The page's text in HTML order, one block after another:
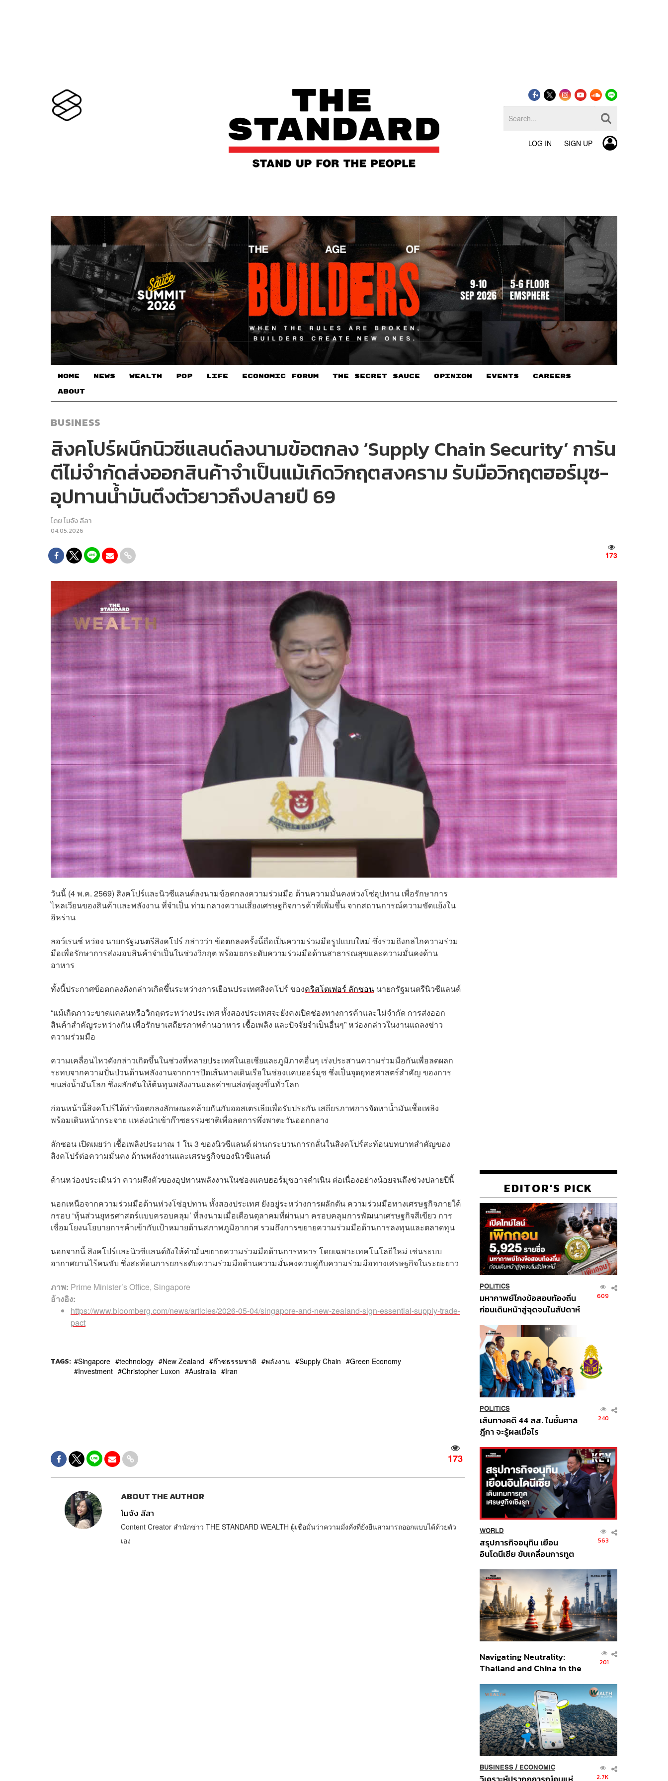
LOG IN SIGN UP
HOME NEWS WEALTH POP LIFE ECONOMIC FORUM THE SECRET SAUCE​ OPINION EVENTS CAREERS
ABOUT
BUSINESS
สิงคโปร์ผนึกนิวซีแลนด์ลงนามข้อตกลง ‘Supply Chain Security’ การัน
ตีไม่จำกัดส่งออกสินค้าจำเป็นแม้เกิดวิกฤตสงคราม รับมือวิกฤตฮอร์มุซ-
อุปทานน้ำมันตึงตัวยาวถึงปลายปี 69
โดยโมจัง ลีลา
04.05.2026
173
วันนี้ (4 พ.ค. 2569) สิงคโปร์และนิวซีแลนด์ลงนามข้อตกลงความร่วมมือ ด้านความมั่นคงห่วงโซ่อุปทาน เพื่อรักษาการ
ไหลเวียนของสินค้าและพลังงาน ที่จำเป็น ท่ามกลางความเสี่ยงเศรษฐกิจการค้าที่เพิ่มขึ้น จากสถานการณ์ความขัดแย้งใน
อิหร่าน
ลอว์เรนซ์ หว่อง นายกรัฐมนตรีสิงคโปร์ กล่าวว่า ข้อตกลงครั้งนี้ถือเป็นความร่วมมือรูปแบบใหม่ ซึ่งรวมถึงกลไกความร่วม
มือเพื่อรักษาการส่งมอบสินค้าจำเป็นในช่วงวิกฤต พร้อมยกระดับความร่วมมือด้านสาธารณสุขและความมั่นคงด้าน
อาหาร
ทั้งนี้ประกาศข้อตกลงดังกล่าวเกิดขึ้นระหว่างการเยือนประเทศสิงคโปร์ ของคริสโตเฟอร์ ลักซอน นายกรัฐมนตรีนิวซีแลนด์
“แม้เกิดภาวะขาดแคลนหรือวิกฤตระหว่างประเทศ ทั้งสองประเทศจะยังคงเปิดช่องทางการค้าและไม่จำกัด การส่งออก
สินค้าสำคัญระหว่างกัน เพื่อรักษาเสถียรภาพด้านอาหาร เชื้อเพลิง และปัจจัยจำเป็นอื่นๆ” หว่องกล่าวในงานแถลงข่าว
ความร่วมมือ
ความเคลื่อนไหวดังกล่าวเกิดขึ้นในช่วงที่หลายประเทศในเอเชียและภูมิภาคอื่นๆ เร่งประสานความร่วมมือกันเพื่อลดผลก
ระทบจากความปั่นป่วนด้านพลังงานจากการปิดเส้นทางเดินเรือในช่องแคบฮอร์มุซ ซึ่งเป็นจุดยุทธศาสตร์สำคัญ ของการ
ขนส่งน้ำมันโลก ซึ่งผลักดันให้ต้นทุนพลังงานและค่าขนส่งพุ่งสูงขึ้นทั่วโลก
ก่อนหน้านี้สิงคโปร์ได้ทำข้อตกลงลักษณะคล้ายกันกับออสเตรเลียเพื่อรับประกัน เสถียรภาพการจัดหาน้ำมันเชื้อเพลิง
พร้อมเดินหน้ากระจาย แหล่งนำเข้าก๊าซธรรมชาติเพื่อลดการพึ่งพาตะวันออกกลาง
ลักซอน เปิดเผยว่า เชื้อเพลิงประมาณ 1 ใน 3 ของนิวซีแลนด์ ผ่านกระบวนการกลั่นในสิงคโปร์สะท้อนบทบาทสำคัญของ
สิงคโปร์ต่อความมั่นคง ด้านพลังงานและเศรษฐกิจของนิวซีแลนด์
ด้านหว่องประเมินว่า ความตึงตัวของอุปทานพลังงานในช่องแคบฮอร์มุซอาจดำเนิน ต่อเนื่องอย่างน้อยจนถึงช่วงปลายปีนี้
นอกเหนือจากความร่วมมือด้านห่วงโซ่อุปทาน ทั้งสองประเทศ ยังอยู่ระหว่างการผลักดัน ความร่วมมือทางเศรษฐกิจภายใต้
กรอบ ‘หุ้นส่วนยุทธศาสตร์แบบครอบคลุม’ ที่ลงนามเมื่อเดือนตุลาคมที่ผ่านมา ครอบคลุมการพัฒนาเศรษฐกิจสีเขียว การ
เชื่อมโยงนโยบายการค้าเข้ากับเป้าหมายด้านสภาพภูมิอากาศ รวมถึงการขยายความร่วมมือด้านการลงทุนและตลาดทุน
นอกจากนี้ สิงคโปร์และนิวซีแลนด์ยังให้คำมั่นขยายความร่วมมือด้านการทหาร โดยเฉพาะเทคโนโลยีใหม่ เช่นระบบ
อากาศยานไร้คนขับ ซึ่งสะท้อนการยกระดับความร่วมมือด้านความมั่นคงควบคู่กับความร่วมมือทางเศรษฐกิจในระยะยาว
ภาพ: Prime Minister’s Office, Singapore
อ้างอิง:
https://www.bloomberg.com/news/articles/2026-05-04/singapore-and-new-zealand-sign-essential-supply-trade-
pact
TAGS: Singapore technology New Zealand ก๊าซธรรมชาติ พลังงาน Supply Chain
Green Economy
Investment
Christopher Luxon Australia Iran
173
ABOUT THE AUTHOR
โมจัง ลีลา
Content Creator สำนักข่าว THE STANDARD WEALTH ผู้เชื่อมั่นว่าความมั่งคั่งที่ยั่งยืนสามารถออกแบบได้ด้วยตัว
เอง
EDITOR'S PICK
POLITICS
มหากาพย์โกงข้อสอบท้องถิ่น
ก่อนเดินหน้าสู่จุดจบในสัปดาห์
609
POLITICS
เส้นทางคดี 44 สส. ในชั้นศาล
ฎีกา จะรู้ผลเมื่อไร
240
WORLD
สรุปภารกิจอนุทิน เยือน
อินโดนีเซีย ขับเคลื่อนการทูต
ส่วนยุทธศาสตร์ไทย –
อินโดนีเซีย
563
Navigating Neutrality:
Thailand and China in the
Order
201
BUSINESS/ ECONOMIC
2.7K